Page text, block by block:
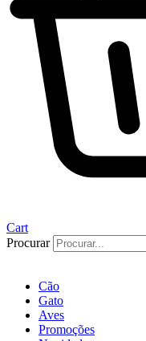
Cart
Procurar
Cão
Gato
Aves
Promoções